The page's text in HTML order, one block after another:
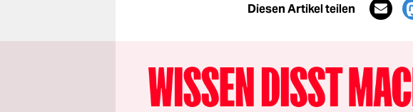
Diesen Artikel teilen